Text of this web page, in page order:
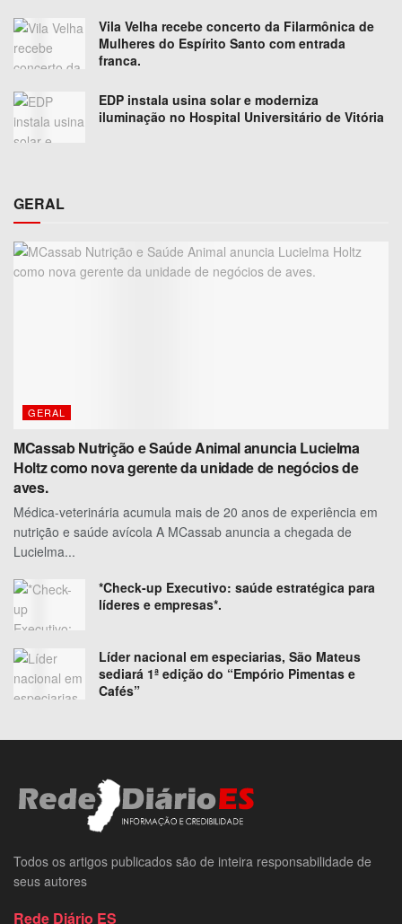
Vila Velha recebe concerto da Filarmônica de
Mulheres do Espírito Santo com entrada
franca.
EDP instala usina solar e moderniza
iluminação no Hospital Universitário de Vitória
GERAL
GERAL
MCassab Nutrição e Saúde Animal anuncia Lucielma
Holtz como nova gerente da unidade de negócios de
aves.
Médica-veterinária acumula mais de 20 anos de experiência em
nutrição e saúde avícola A MCassab anuncia a chegada de
Lucielma...
*Check-up Executivo: saúde estratégica para
líderes e empresas*.
Líder nacional em especiarias, São Mateus
sediará 1ª edição do “Empório Pimentas e
Cafés”
Todos os artigos publicados são de inteira responsabilidade de
seus autores
Rede Diário ES